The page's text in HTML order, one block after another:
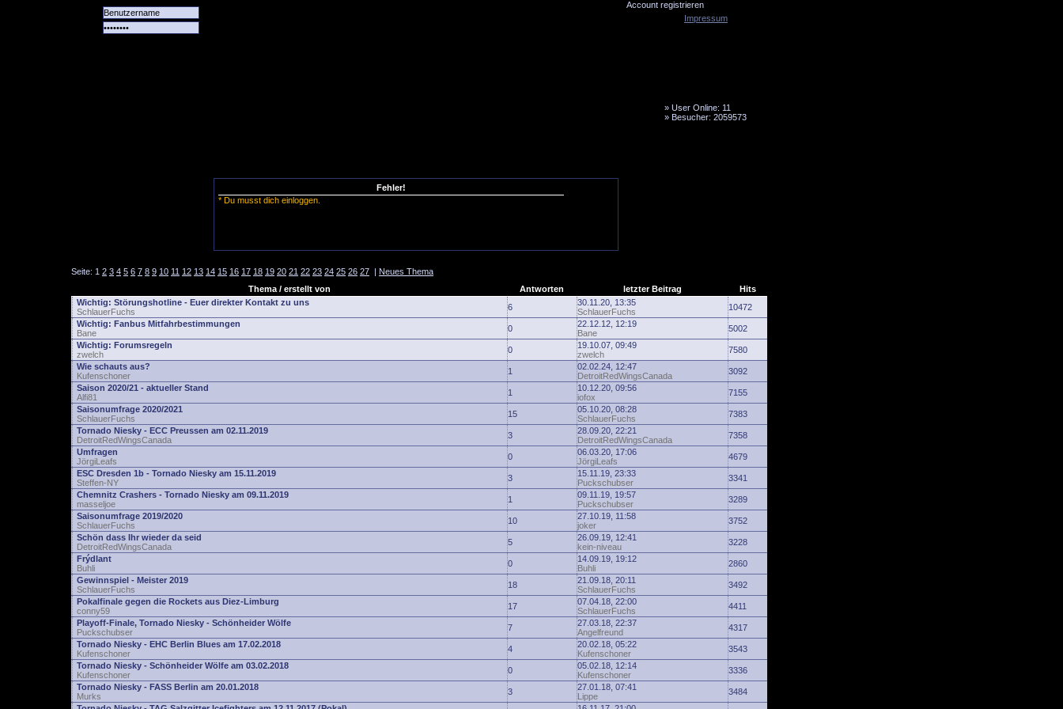
Account registrieren
» User Online: 11
» Besucher: 2059573
Fehler!
* Du musst dich einloggen.
Seite: 1 2 3 4 5 6 7 8 9 10 11 12 13 14 15 16 17 18 19 20 21 22 23 24 25 26 27 | Neues Thema
Thema / erstellt von
Antworten letzter Beitrag
Hits
Wichtig: Störungshotline - Euer direkter Kontakt zu uns
SchlauerFuchs
6
30.11.20, 13:35
SchlauerFuchs
10472
Wichtig: Fanbus Mitfahrbestimmungen
Bane
0
22.12.12, 12:19
Bane
5002
Wichtig: Forumsregeln
zwelch
0
19.10.07, 09:49
zwelch
7580
Wie schauts aus?
Kufenschoner
1
02.02.24, 12:47
DetroitRedWingsCanada
3092
Saison 2020/21 - aktueller Stand
Alfi81
1
10.12.20, 09:56
iofox
7155
Saisonumfrage 2020/2021
SchlauerFuchs
15
05.10.20, 08:28
SchlauerFuchs
7383
Tornado Niesky - ECC Preussen am 02.11.2019
DetroitRedWingsCanada
3
28.09.20, 22:21
DetroitRedWingsCanada
7358
Umfragen
JörgiLeafs
0
06.03.20, 17:06
JörgiLeafs
4679
ESC Dresden 1b - Tornado Niesky am 15.11.2019
Steffen-NY
3
15.11.19, 23:33
Puckschubser
3341
Chemnitz Crashers - Tornado Niesky am 09.11.2019
masseljoe
1
09.11.19, 19:57
Puckschubser
3289
Saisonumfrage 2019/2020
SchlauerFuchs
10
27.10.19, 11:58
joker
3752
Schön dass Ihr wieder da seid
DetroitRedWingsCanada
5
26.09.19, 12:41
kein-niveau
3228
Frýdlant
Buhli
0
14.09.19, 19:12
Buhli
2860
Gewinnspiel - Meister 2019
SchlauerFuchs
18
21.09.18, 20:11
SchlauerFuchs
3492
Pokalfinale gegen die Rockets aus Diez-Limburg
conny59
17
07.04.18, 22:00
SchlauerFuchs
4411
Playoff-Finale, Tornado Niesky - Schönheider Wölfe
Puckschubser
7
27.03.18, 22:37
Angelfreund
4317
Tornado Niesky - EHC Berlin Blues am 17.02.2018
Kufenschoner
4
20.02.18, 05:22
Kufenschoner
3543
Tornado Niesky - Schönheider Wölfe am 03.02.2018
Kufenschoner
0
05.02.18, 12:14
Kufenschoner
3336
Tornado Niesky - FASS Berlin am 20.01.2018
Murks
3
27.01.18, 07:41
Lippe
3484
Impressum